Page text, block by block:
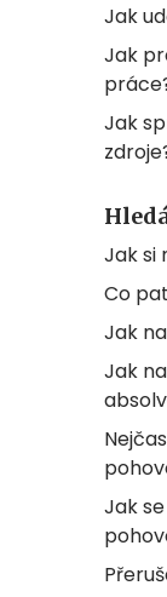
Jak
Jak
Jak
Jak si
Co
Jak
Jak
Jak